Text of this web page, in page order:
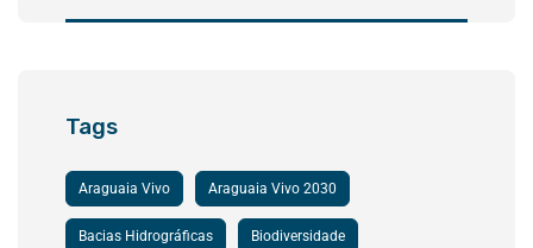
Tags
Araguaia Vivo Araguaia Vivo 2030
Bacias Hidrográficas Biodiversidade